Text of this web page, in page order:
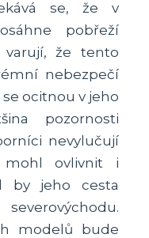
se, že v
pobřeží
varují, že tento
nebezpečí
ocitnou v jeho
pozornosti
nevylučují
ovlivnit i
by jeho cesta
modelů bude